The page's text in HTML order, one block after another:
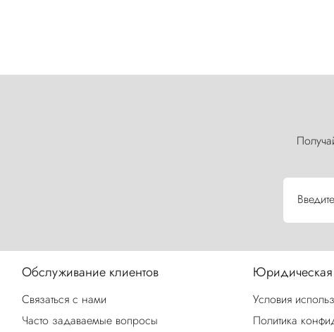
Обслуживание клиентов
Связаться с нами
Часто задаваемые вопросы
Условия
Политика